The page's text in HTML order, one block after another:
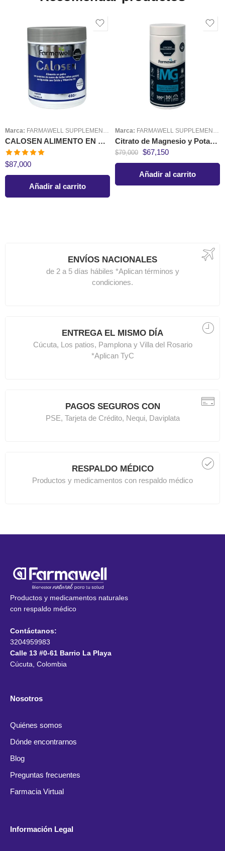
Marca: FARMAWELL SUPPLEMENTS
CALOSEN ALIMENTO EN POLVO CON CALCIO Y VITAMINA D3
Valorado en
5.00
$87,000
Añadir al carrito
Marca: FARMAWELL SUPPLEMENTS
Citrato de Magnesio y Potasio 300 gr Farmawell
$79,000 $67,150
Añadir al carrito
ENVÍOS NACIONALES
de 2 a 5 días hábiles *Aplican términos y
condiciones.
ENTREGA EL MISMO DÍA
Cúcuta, Los patios, Pamplona y Villa del Rosario
*Aplican TyC
PAGOS SEGUROS CON
PSE, Tarjeta de Crédito, Nequi, Daviplata
RESPALDO MÉDICO
Productos y medicamentos con respaldo médico
Productos y medicamentos naturales
con respaldo médico
Contáctanos:
3204959983
Calle 13 #0-61 Barrio La Playa
Cúcuta, Colombia
Nosotros
Quiénes somos
Dónde encontrarnos
Blog
Preguntas frecuentes
Farmacia Virtual
Información Legal